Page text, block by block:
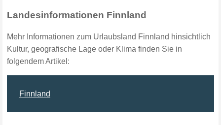
Landesinformationen Finnland
Mehr Informationen zum Urlaubsland Finnland hinsichtlich
Kultur, geografische Lage oder Klima finden Sie in
folgendem Artikel:
Finnland